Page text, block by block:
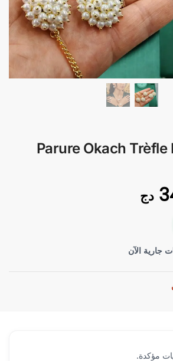
Parure Okach Trèfle
دج
مؤكدة.